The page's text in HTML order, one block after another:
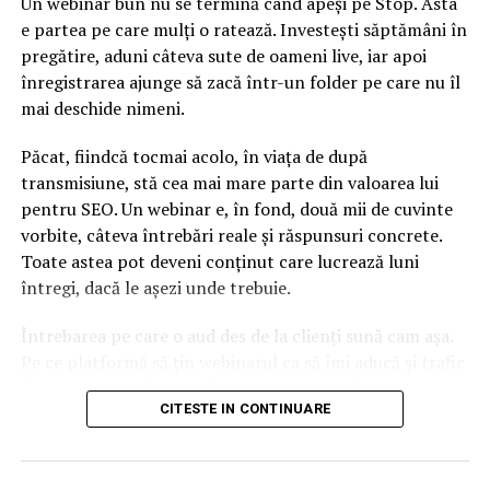
totul
e partea pe care mulți o ratează. Investești săptămâni în
pregătire, aduni câteva sute de oameni live, iar apoi
înregistrarea ajunge să zacă într-un folder pe care nu îl
mai deschide nimeni.
Păcat, fiindcă tocmai acolo, în viața de după
transmisiune, stă cea mai mare parte din valoarea lui
pentru SEO. Un webinar e, în fond, două mii de cuvinte
vorbite, câteva întrebări reale și răspunsuri concrete.
Toate astea pot deveni conținut care lucrează luni
întregi, dacă le așezi unde trebuie.
Întrebarea pe care o aud des de la clienți sună cam așa.
din Google, nu doar lead-uri pe moment? Răspunsul
scurt e că platforma contează, dar nu în felul în care
CITESTE IN CONTINUARE